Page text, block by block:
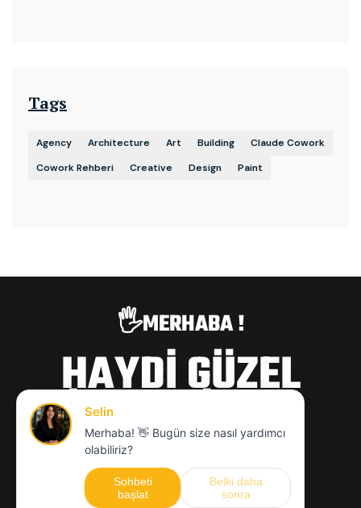
Tags
Agency Architecture Art Building
Claude Cowork
Cowork Rehberi
Creative Design Paint
🖐️MERHABA !
HAYDİ GÜZEL
İŞLERE İMZA
ATALIM
hello@mcwajans.com